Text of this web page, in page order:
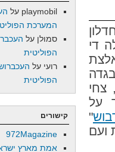
די
צחי
על
"
ועם
playmobil על
המערכת
סמולן על
הפוליטית
רועי על
הפוליטית
קישורים
972Magazine
אמת מארץ